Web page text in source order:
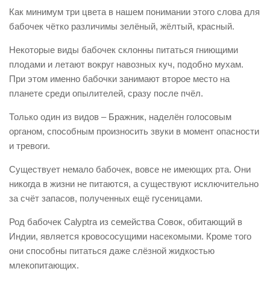
Как минимум три цвета в нашем понимании этого слова для
бабочек чётко различимы зелёный, жёлтый, красный.
Некоторые виды бабочек склонны питаться гниющими
плодами и летают вокруг навозных куч, подобно мухам.
При этом именно бабочки занимают второе место на
планете среди опылителей, сразу после пчёл.
Только один из видов – Бражник, наделён голосовым
органом, способным произносить звуки в момент опасности
и тревоги.
Существует немало бабочек, вовсе не имеющих рта. Они
никогда в жизни не питаются, а существуют исключительно
за счёт запасов, полученных ещё гусеницами.
Род бабочек Calyptra из семейства Совок, обитающий в
Индии, является кровососущими насекомыми. Кроме того
они способны питаться даже слёзной жидкостью
млекопитающих.